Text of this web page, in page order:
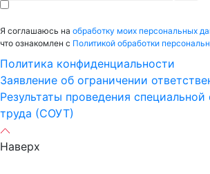
Я соглашаюсь на обработку моих персональных
что ознакомлен с Политикой обработки
Политика конфиденциальности
Заявление об ограничении
Результаты проведения
труда (СОУТ)
Наверх